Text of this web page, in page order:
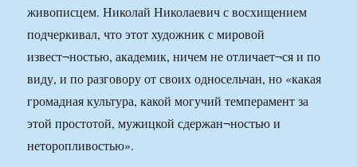
живописцем. Николай Николаевич с восхищением
подчеркивал, что этот художник с мировой
извест¬ностью, академик, ничем не отличает¬ся и по
виду, и по разговору от своих односельчан, но «какая
громадная культура, какой могучий темперамент за
этой простотой, мужицкой сдержан¬ностью и
неторопливостью».